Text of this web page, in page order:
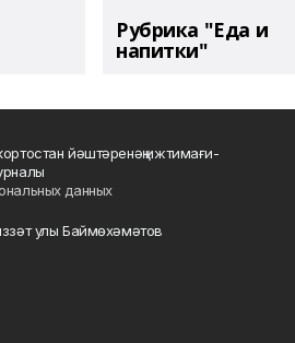
Рубрика "Еда и
напитки"
йәштәренәң ижтимағи-
данных
улы Баймөхәмәтов